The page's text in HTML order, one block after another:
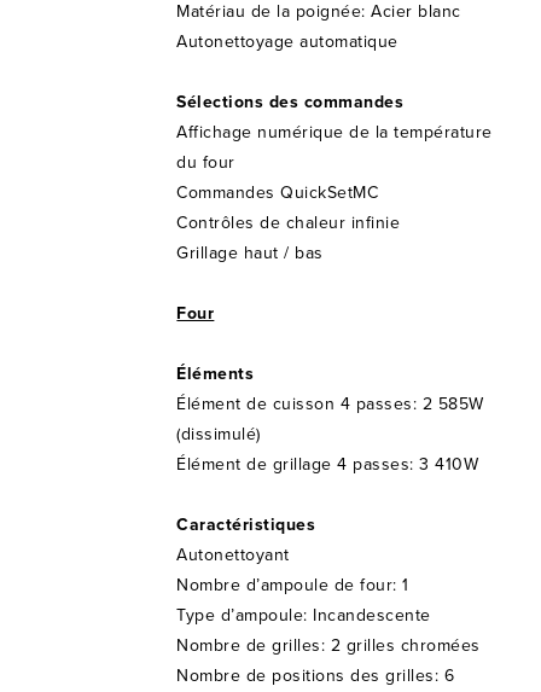
Matériau de la poignée: Acier blanc
Autonettoyage automatique
Sélections des commandes
Affichage numérique de la température
du four
Commandes QuickSetMC
Contrôles de chaleur infinie
Grillage haut / bas
Four
Éléments
Élément de cuisson 4 passes: 2 585W
(dissimulé)
Élément de grillage 4 passes: 3 410W
Caractéristiques
Autonettoyant
Nombre d’ampoule de four: 1
Type d’ampoule: Incandescente
Nombre de grilles: 2 grilles chromées
Nombre de positions des grilles: 6